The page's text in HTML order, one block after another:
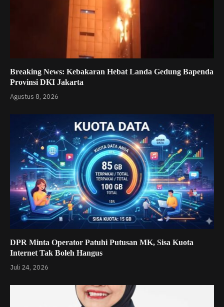
Breaking News: Kebakaran Hebat Landa Gedung Bapenda
Provinsi DKI Jakarta
Agustus 8, 2026
DPR Minta Operator Patuhi Putusan MK, Sisa Kuota
Internet Tak Boleh Hangus
Juli 24, 2026